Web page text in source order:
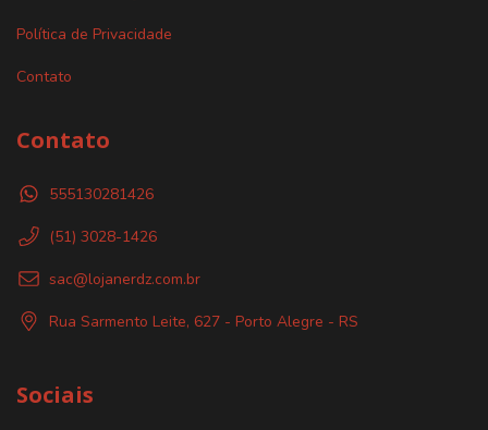
Política de Privacidade
Contato
Contato
555130281426
(51) 3028-1426
sac@lojanerdz.com.br
Rua Sarmento Leite, 627 - Porto Alegre - RS
Sociais